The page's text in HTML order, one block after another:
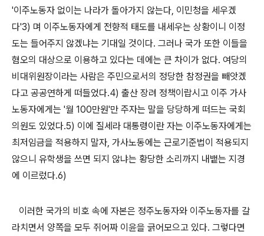
'이주노동자 없이는 나라가 돌아가지 않는다, 이민청을 세우겠
다'3) 며 이주노동자에게 전향적 태도를 내세우는 상황이니 이정
도는 들어주지 않겠냐는 기대일 것이다. 그러나 국가 또한 이들을
혐오의 대상으로 이용하고 있다는 데에는 큰 차이가 없다. 여당의
비대위원장이라는 사람은 주민으로서의 정당한 참정권을 빼앗겠
다고 공공연하게 떠들었다.4) 출산 장려 정책이랍시고 이주 가사
노동자에게는 '월 100만원'만 주자는 말을 당당하게 떠드는 국회
의원도 있었다.5) 이에 질세라 대통령이란 자는 이주노동자에게는
최저임금을 적용하지 말자, 가사노동에는 근로기준법이 적용되지
않으니 유학생을 쓰면 되지 않냐는 황당한 소리까지 내뱉는 지경
에 이르렀다.6)
이러한 국가의 비호 속에 자본은 정주노동자와 이주노동자를 갈
라치면서 양쪽을 모두 쥐어짜 이윤을 긁어모으고 있다. 그렇다면